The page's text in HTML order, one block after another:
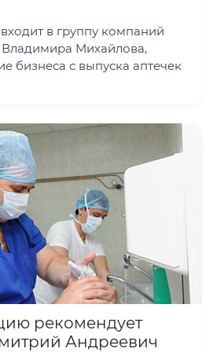
в группу компаний
Михайлова,
бизнеса с выпуска аптечек
рекомендует
Андреевич